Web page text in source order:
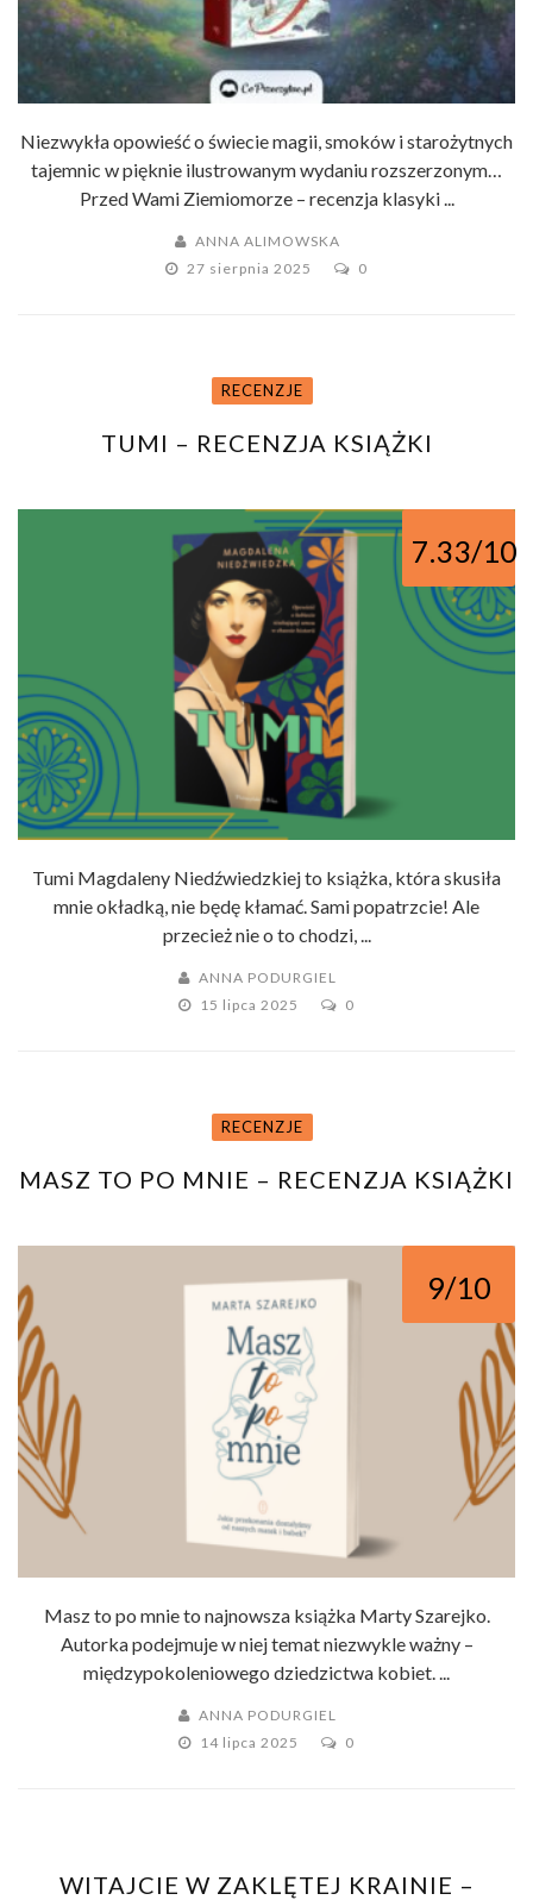
Niezwykła opowieść o świecie magii, smoków i starożytnych
tajemnic w pięknie ilustrowanym wydaniu rozszerzonym…
Przed Wami Ziemiomorze – recenzja klasyki ...
ANNA ALIMOWSKA
27 sierpnia 2025
0
RECENZJE
TUMI – RECENZJA KSIĄŻKI
7.33/10
Tumi Magdaleny Niedźwiedzkiej to książka, która skusiła
mnie okładką, nie będę kłamać. Sami popatrzcie! Ale
przecież nie o to chodzi, ...
ANNA PODURGIEL
15 lipca 2025
0
RECENZJE
MASZ TO PO MNIE – RECENZJA KSIĄŻKI
9/10
Masz to po mnie to najnowsza książka Marty Szarejko.
Autorka podejmuje w niej temat niezwykle ważny –
międzypokoleniowego dziedzictwa kobiet. ...
ANNA PODURGIEL
14 lipca 2025
0
WITAJCIE W ZAKLĘTEJ KRAINIE –